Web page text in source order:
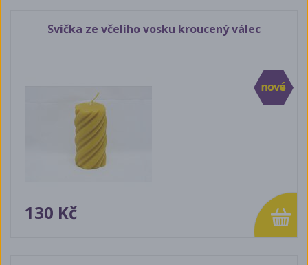
Svíčka ze včelího vosku kroucený válec
130 Kč